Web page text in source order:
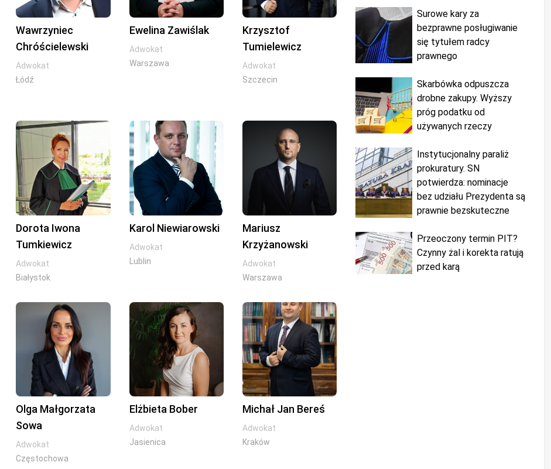
Wawrzyniec
Chróścielewski
Adwokat
Łódź
Ewelina Zawiślak
Adwokat
Warszawa
Krzysztof
Tumielewicz
Adwokat
Szczecin
Dorota Iwona
Tumkiewicz
Adwokat
Białystok
Karol Niewiarowski
Adwokat
Lublin
Mariusz
Krzyżanowski
Adwokat
Warszawa
Olga Małgorzata
Sowa
Adwokat
Częstochowa
Elżbieta Bober
Adwokat
Jasienica
Michał Jan Bereś
Adwokat
Kraków
Surowe kary za
bezprawne posługiwanie
się tytułem radcy
prawnego
Skarbówka odpuszcza
drobne zakupy. Wyższy
próg podatku od
używanych rzeczy
Instytucjonalny paraliż
prokuratury. SN
potwierdza: nominacje
bez udziału Prezydenta są
prawnie bezskuteczne
Przeoczony termin PIT?
Czynny żal i korekta ratują
przed karą